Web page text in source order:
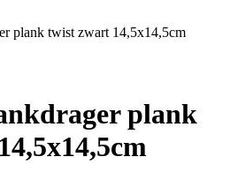
plank twist zwart 14,5x14,5cm
plank